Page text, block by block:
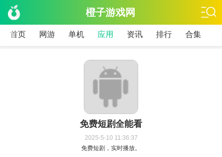
橙子游戏网
首页 网游 单机 应用 资讯 排行 合集
免费短剧全能看
2025-5-10 11:36:37
免费短剧，实时播放。